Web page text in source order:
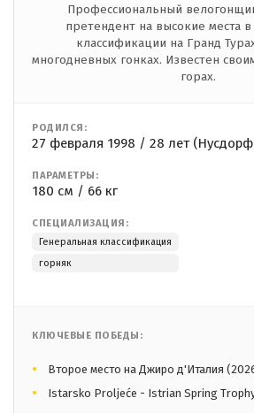
Профессиональный
претендент на высокие места
классификации на Гранд
многодневных гонках. Известен
горах.
РОДИЛСЯ:
27 февраля 1998 / 28 лет
ПАРАМЕТРЫ:
180 см / 66 кг
СПЕЦИАЛИЗАЦИЯ:
Генеральная классификация
горняк
КЛЮЧЕВЫЕ ПОБЕДЫ:
Второе место на Джиро д'Италия
Istarsko Proljeće - Istrian Spring